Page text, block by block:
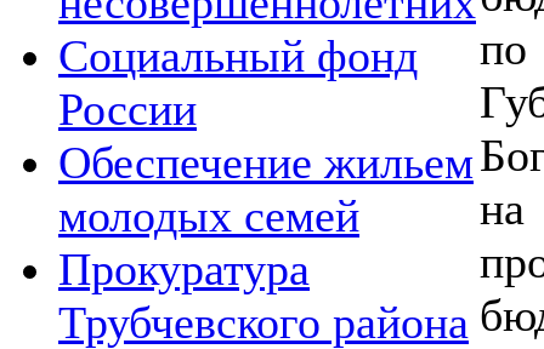
Социальный фонд
России
Обеспечение жильем
молодых семей
Прокуратура
Трубчевского района